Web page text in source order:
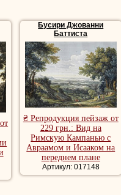
Бусири Джованни
Баттиста
₴ Репродукция пейзаж от
229 грн.: Вид на
Римскую Кампанью с
Авраамом и Исааком на
переднем плане
Артикул: 017148